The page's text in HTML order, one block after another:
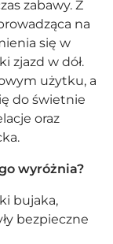
zabawy. Z
na
się w
zjazd w dół.
użytku, a
do świetnie
oraz
wyróżnia?
bujaka,
bezpieczne